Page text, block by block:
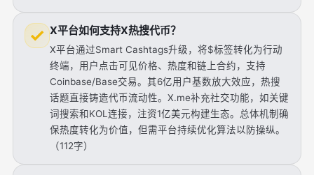
X平台如何支持X热搜代币？
X平台通过Smart Cashtags升级，将$标签转化为行动
终端，用户点击可见价格、热度和链上合约，支持
Coinbase/Base交易。其6亿用户基数放大效应，热搜
话题直接铸造代币流动性。X.me补充社交功能，如关键
词搜索和KOL连接，注资1亿美元构建生态。总体机制确
保热度转化为价值，但需平台持续优化算法以防操纵。
（112字）